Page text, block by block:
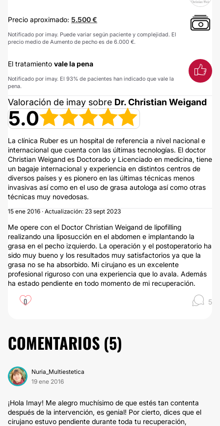
Precio aproximado: 5.500 €
Notificado por imay. Puede variar según paciente y complejidad. El
precio medio de Aumento de pecho es de 6.000 €.
El tratamiento vale la pena
Notificado por imay. El 93% de pacientes han indicado que vale la
pena.
Valoración de imay sobre Dr. Christian Weigand
5.0
La clínica Ruber es un hospital de referencia a nivel nacional e
internacional que cuenta con las últimas tecnologías. El doctor
Christian Weigand es Doctorado y Licenciado en medicina, tiene
un bagaje internacional y experiencia en distintos centros de
diversos países y es pionero en las últimas técnicas menos
invasivas así como en el uso de grasa autologa así como otras
técnicas muy novedosas.
15 ene 2016 · Actualización: 23 sept 2023
Me opere con el Doctor Christian Weigand de lipofilling
realizando una liposucción en el abdomen e implantando la
grasa en el pecho izquierdo. La operación y el postoperatorio ha
sido muy bueno y los resultados muy satisfactorios ya que la
grasa no se ha absorbido. Mi cirujano es un excelente
profesional riguroso con una experiencia que lo avala. Además
ha estado pendiente en todo momento de mi recuperación.
0 5
COMENTARIOS (5)
Nuria_Multiestetica
19 ene 2016
¡Hola Imay! Me alegro muchísimo de que estés tan contenta
después de la intervención, es genial! Por cierto, dices que el
cirujano estuvo pendiente durante toda tu recuperación,